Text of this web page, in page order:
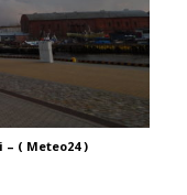
( Meteo24 )